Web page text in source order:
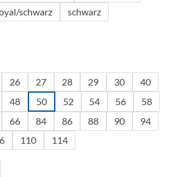
schwarz
schwarz
26 27 28 29 30
40
48 50 52 54 56
58
66 84 86 88 90
94
110 114
Gib den gewünschten